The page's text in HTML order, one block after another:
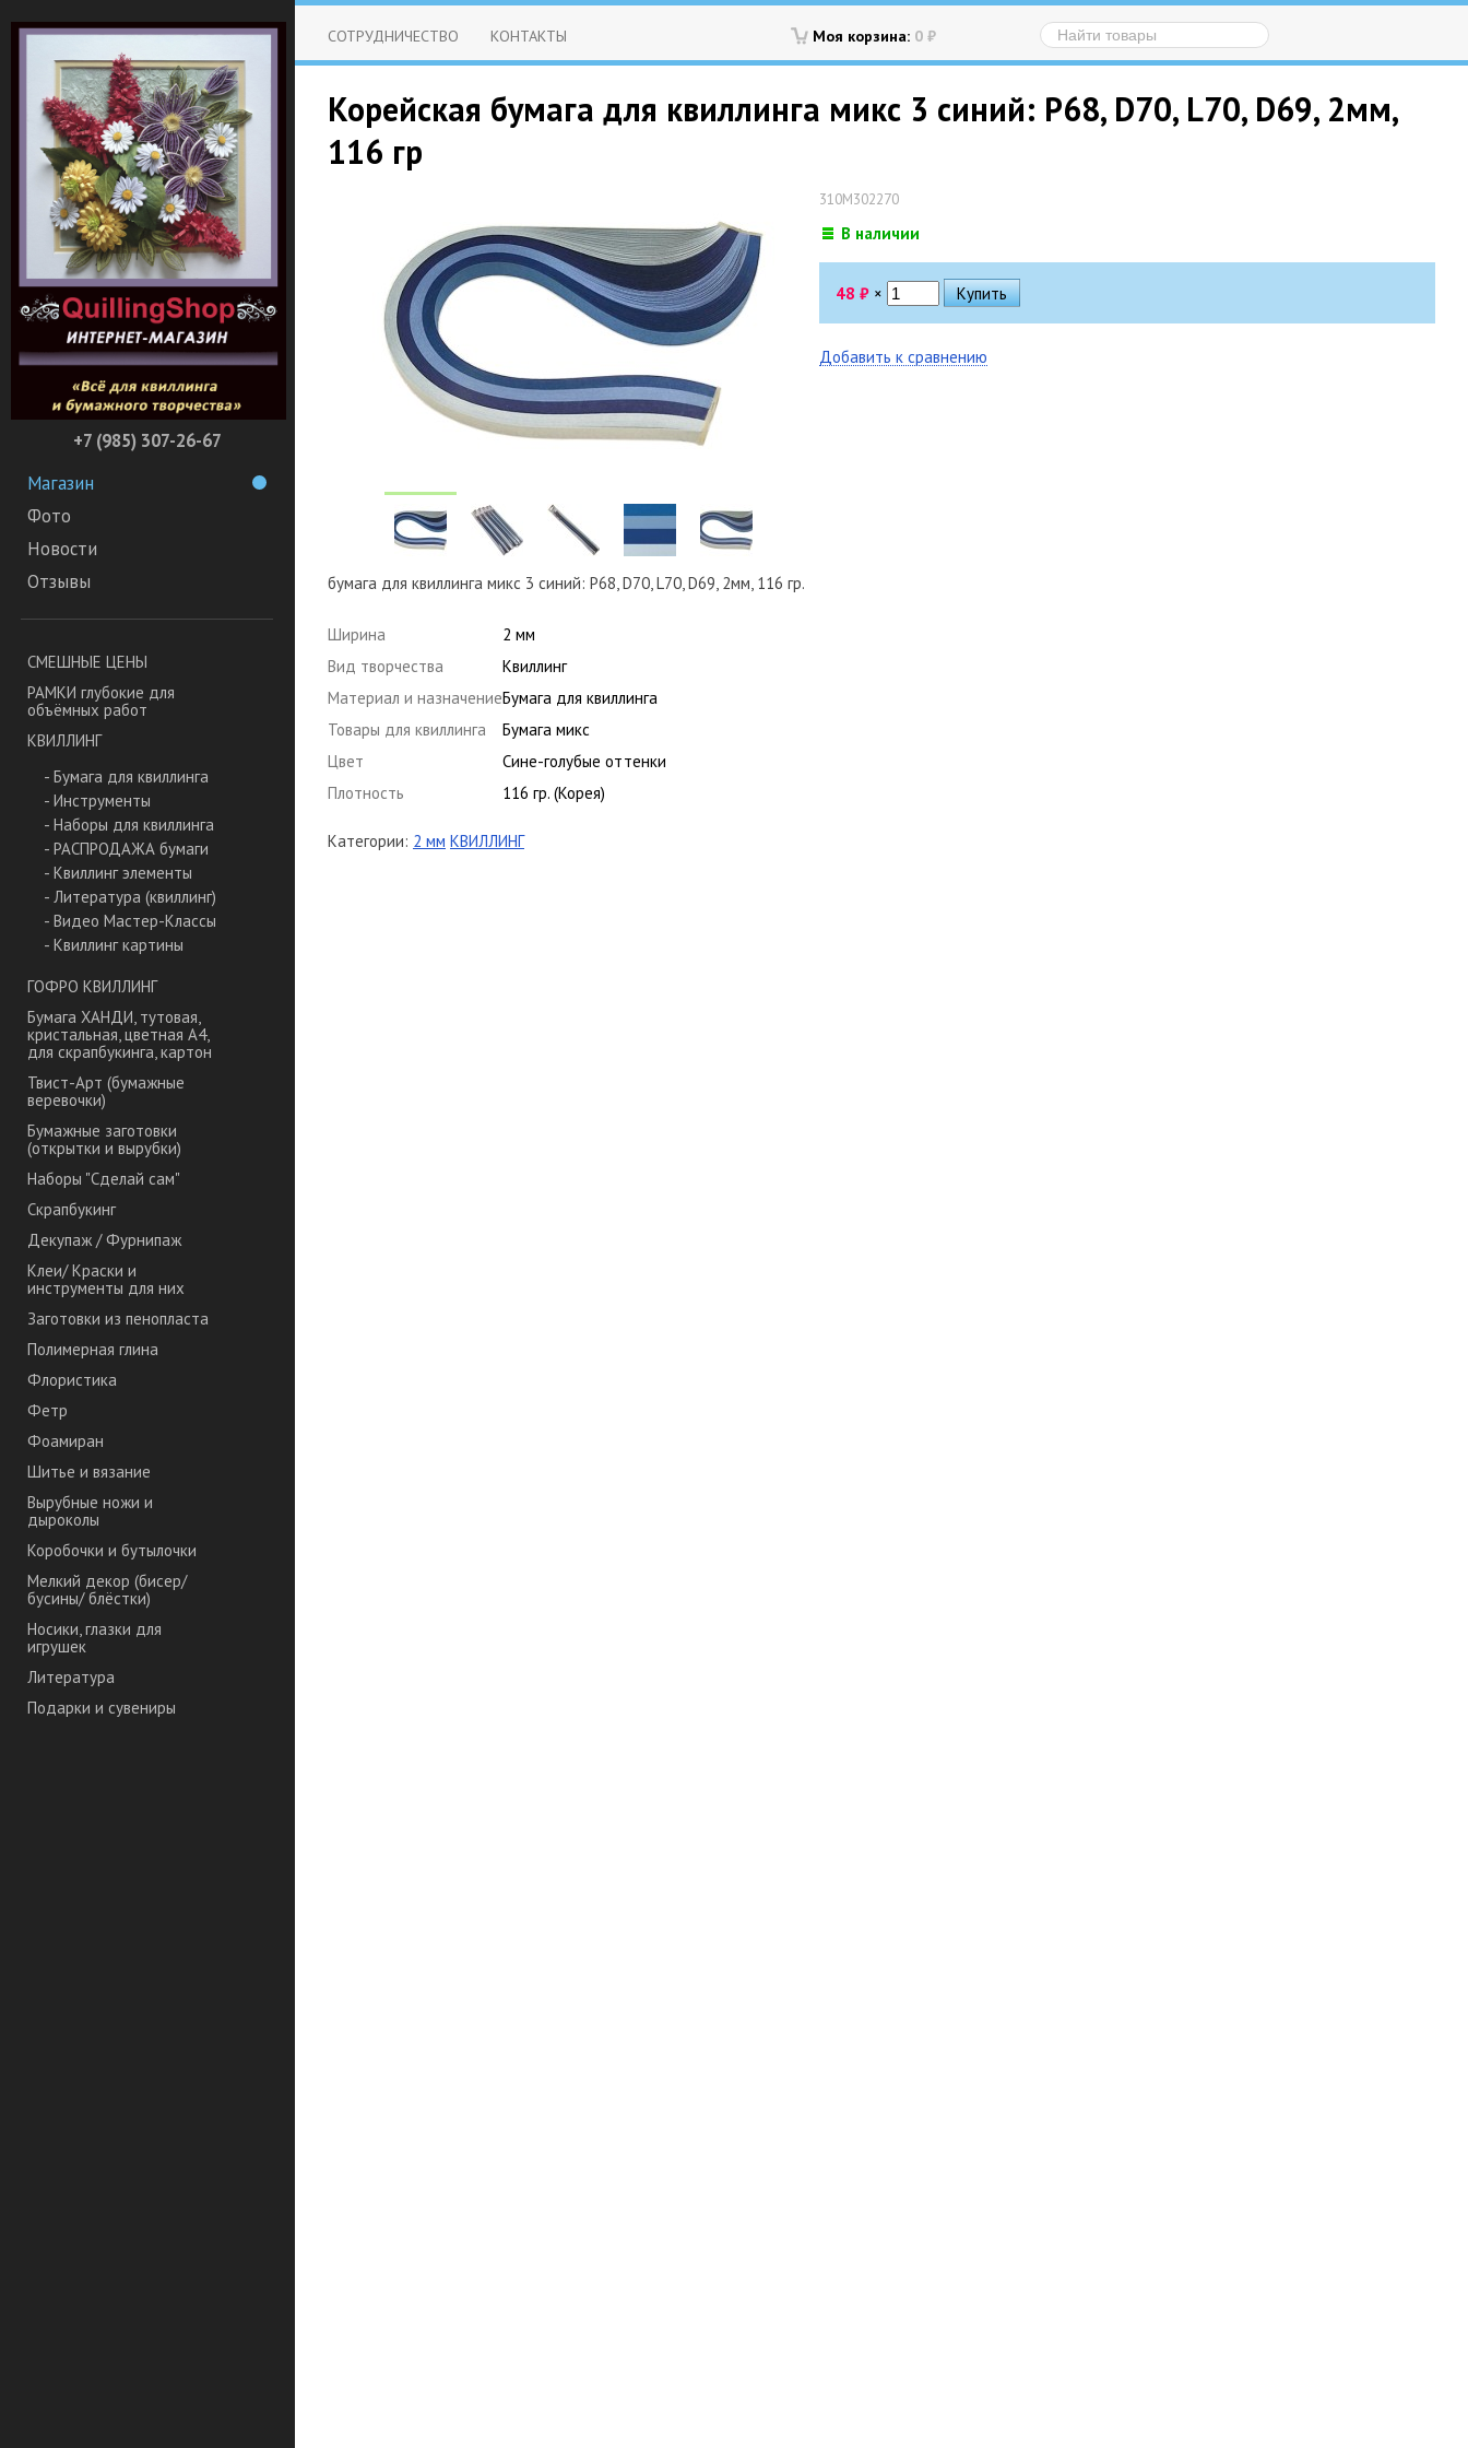
+7 (985) 307-26-67
Магазин
Фото
Новости
Отзывы
СМЕШНЫЕ ЦЕНЫ
РАМКИ глубокие для
объёмных работ
КВИЛЛИНГ
- Бумага для квиллинга
- Инструменты
- Наборы для квиллинга
- РАСПРОДАЖА бумаги
- Квиллинг элементы
- Литература (квиллинг)
- Видео Мастер-Классы
- Квиллинг картины
ГОФРО КВИЛЛИНГ
Бумага ХАНДИ, тутовая,
кристальная, цветная А4,
для скрапбукинга, картон
Твист-Арт (бумажные
веревочки)
Бумажные заготовки
(открытки и вырубки)
Наборы "Сделай сам"
Скрапбукинг
Декупаж / Фурнипаж
Клеи/ Краски и
инструменты для них
Заготовки из пенопласта
Полимерная глина
Флористика
Фетр
Фоамиран
Шитье и вязание
Вырубные ножи и
дыроколы
Коробочки и бутылочки
Мелкий декор (бисер/
бусины/ блёстки)
Носики, глазки для
игрушек
Литература
Подарки и сувениры
Моя корзина: 0 ₽
СОТРУДНИЧЕСТВО КОНТАКТЫ
Корейская бумага для квиллинга микс 3 синий: P68, D70, L70, D69, 2мм,
116 гр
310M302270
В наличии
48 ₽ ×
Добавить к сравнению
бумага для квиллинга микс 3 синий: P68, D70, L70, D69, 2мм, 116 гр.
Ширина
2 мм
Вид творчества
Квиллинг
Материал и назначениеБумага для квиллинга
Товары для квиллинга
Бумага микс
Цвет
Сине-голубые оттенки
Плотность
116 гр. (Корея)
Категории: 2 мм КВИЛЛИНГ